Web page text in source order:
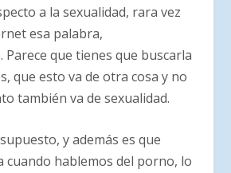
a la sexualidad, rara vez
esa palabra,
que tienes que buscarla
que esto va de otra cosa y no
también va de sexualidad.
y además es que
cuando hablemos del porno, lo